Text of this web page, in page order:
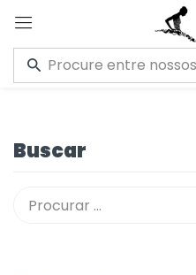
Buscar
Lembre de mim